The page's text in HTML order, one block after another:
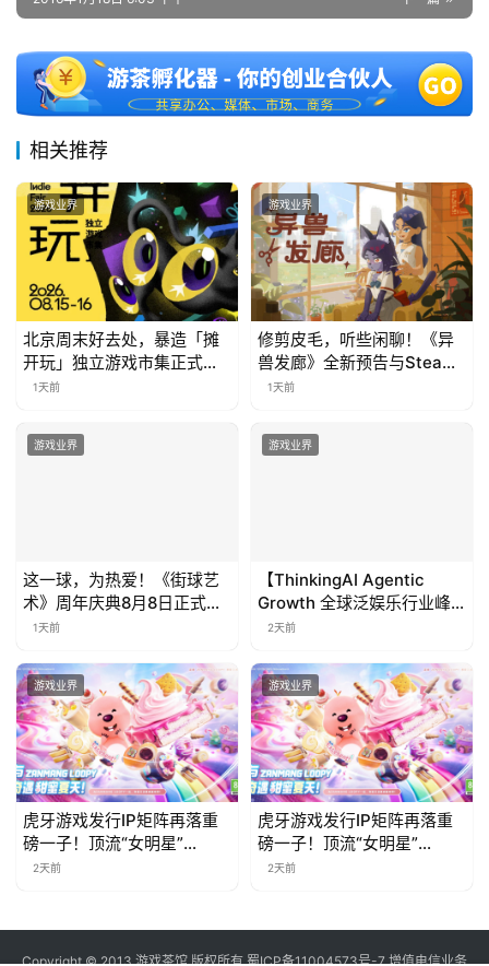
相关推荐
游戏业界
北京周末好去处，暴造「摊
开玩」独立游戏市集正式开
票！
1天前
游戏业界
修剪皮毛，听些闲聊！《异
兽发廊》全新预告与Steam
免费试玩公开
1天前
游戏业界
这一球，为热爱！《街球艺
术》周年庆典8月8日正式上
线，多重福利与全新内容同
1天前
游戏业界
【ThinkingAI Agentic
Growth 全球泛娱乐行业峰
会】Agent 时代，人到底负
2天前
游戏业界
虎牙游戏发行IP矩阵再落重
磅一子！顶流“女明星”
ZANMANG LOOPY 正版3D
2天前
游戏业界
虎牙游戏发行IP矩阵再落重
磅一子！顶流“女明星”
ZANMANG LOOPY 正版3D
2天前
Copyright © 2013 游戏茶馆 版权所有蜀ICP备11004573号-7增值电信业务